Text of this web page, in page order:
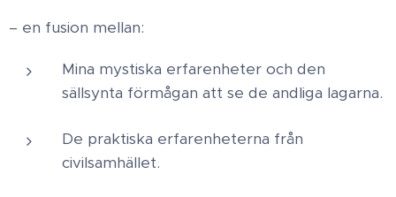
– en fusion mellan: ​
Mina mystiska erfarenheter och den
sällsynta förmågan att se de andliga lagarna.
​De praktiska erfarenheterna från
civilsamhället.​